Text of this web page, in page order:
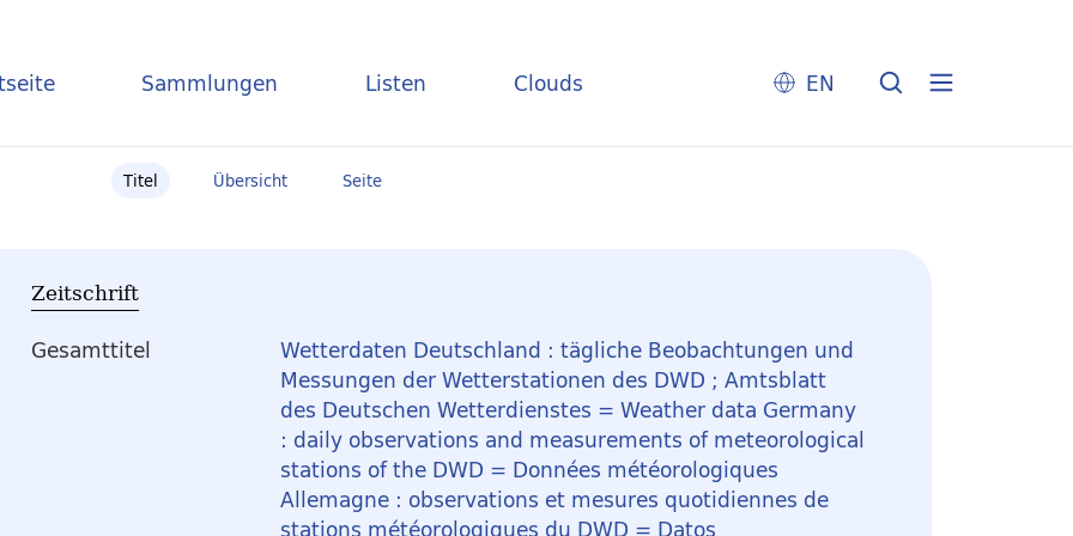
Sammlungen Listen Clouds EN
Titel Übersicht Seite
Zeitschrift
Gesamttitel
Wetterdaten Deutschland : tägliche Beobachtungen und
Messungen der Wetterstationen des DWD ; Amtsblatt
des Deutschen Wetterdienstes = Weather data Germany
: daily observations and measurements of meteorological
stations of the DWD = Données météorologiques
Allemagne : observations et mesures quotidiennes de